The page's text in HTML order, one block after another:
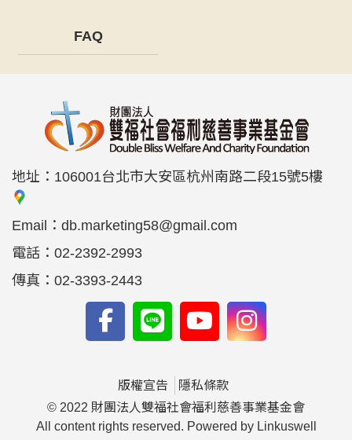
FAQ
地址： 106001台北市大安區杭州南路二段15號5樓
Email： db.marketing58@gmail.com
電話： 02-2392-2993
傳真： 02-3393-2443
版權宣告
隱私條款
© 2022 財團法人雙福社會福利慈善事業基金會
All content rights reserved. Powered by Linkuswell